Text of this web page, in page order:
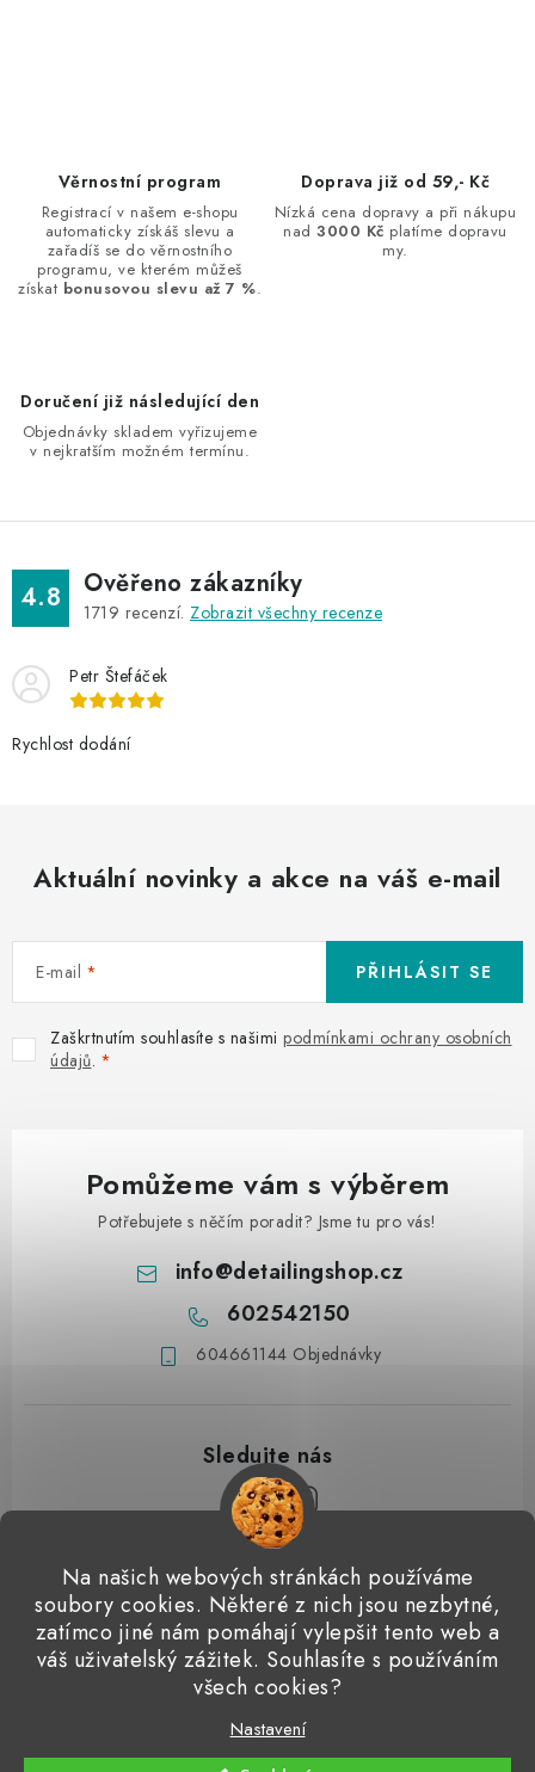
Na našich webových stránkách používáme
soubory cookies. Některé z nich jsou nezbytné,
zatímco jiné nám pomáhají vylepšit tento web a
váš uživatelský zážitek. Souhlasíte s používáním
všech cookies?
Nastavení
p
k
y
p
s
u
Věrnostní program
Registrací v našem e-shopu
automaticky získáš slevu a
zařadíš se do věrnostního
programu, ve kterém můžeš
získat bonusovou slevu až 7 %.
Doprava již od 59,- Kč
Nízká cena dopravy a při nákupu
nad3000 Kč platíme dopravu
my.
Doručení již následující den
Objednávky skladem vyřizujeme
v nejkratším možném termínu.
4.8 Ověřeno zákazníky
1719 recenzí. Zobrazit všechny recenze
Petr Štefáček
Rychlost dodání
Aktuální novinky a akce na váš e-mail
E-mail
Zaškrtnutím souhlasíte s našimi podmínkami ochrany osobních
údajů.
PŘIHLÁSIT SE
Pomůžeme vám s výběrem
Potřebujete s něčím poradit? Jsme tu pro vás!
info@detailingshop.cz
602542150
604661144 Objednávky
Přijímáme online platby
Detailingclub Dodo Juice Gyeon Quartz ValetPRO
Microfiber Madness
Copyright 2026Detailingshop. Všechna práva vyhrazena.